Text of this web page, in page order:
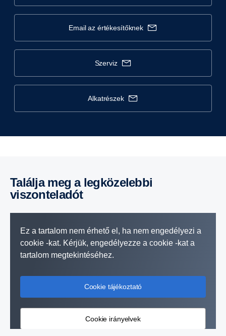
email az értékesítőknek
szerviz
alkatrészek
Találja meg a legközelebbi
viszonteladót
Ez a tartalom nem érhető el, ha nem engedélyezi a
cookie -kat. Kérjük, engedélyezze a cookie -kat a
tartalom megtekintéséhez.
Cookie tájékoztató
Cookie irányelvek